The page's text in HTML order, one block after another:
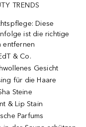
TRENDS
Diese
ist die richtige
entfernen
& Co.
Gesicht
für die Haare
Steine
& Lip Stain
Parfums